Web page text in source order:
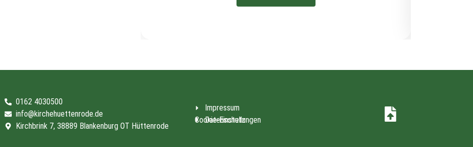
0162 4030500
info@kirchehuettenrode.de
Kirchbrink 7, 38889 Blankenburg OT Hüttenrode
Impressum
Datenschutz
Cookie-Einstellungen